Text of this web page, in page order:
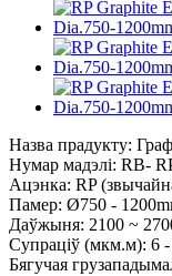
Назва прадукту:
Нумар мадэлі: RB-
Ацэнка: RP
Памер: Ø750 -
Даўжыня: 2100 ~
Супраціў (мкм.м): 6
Бягучая